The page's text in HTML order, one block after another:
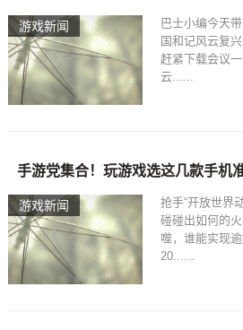
游戏新闻
巴士小编今天
国和记风云复
赶紧下载会议
云......
游戏新闻
手游党集合！玩游戏选这几款手机
抢手“开放世界
碰碰出如何的
噬，谁能实现
20......